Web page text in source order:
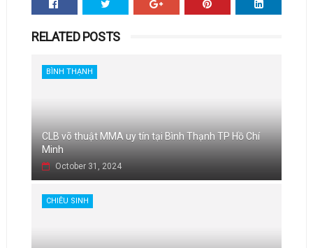
RELATED POSTS
BÌNH THẠNH
CLB võ thuật MMA uy tín tại Bình Thạnh TP Hồ Chí
Minh
October 31, 2024
CHIÊU SINH